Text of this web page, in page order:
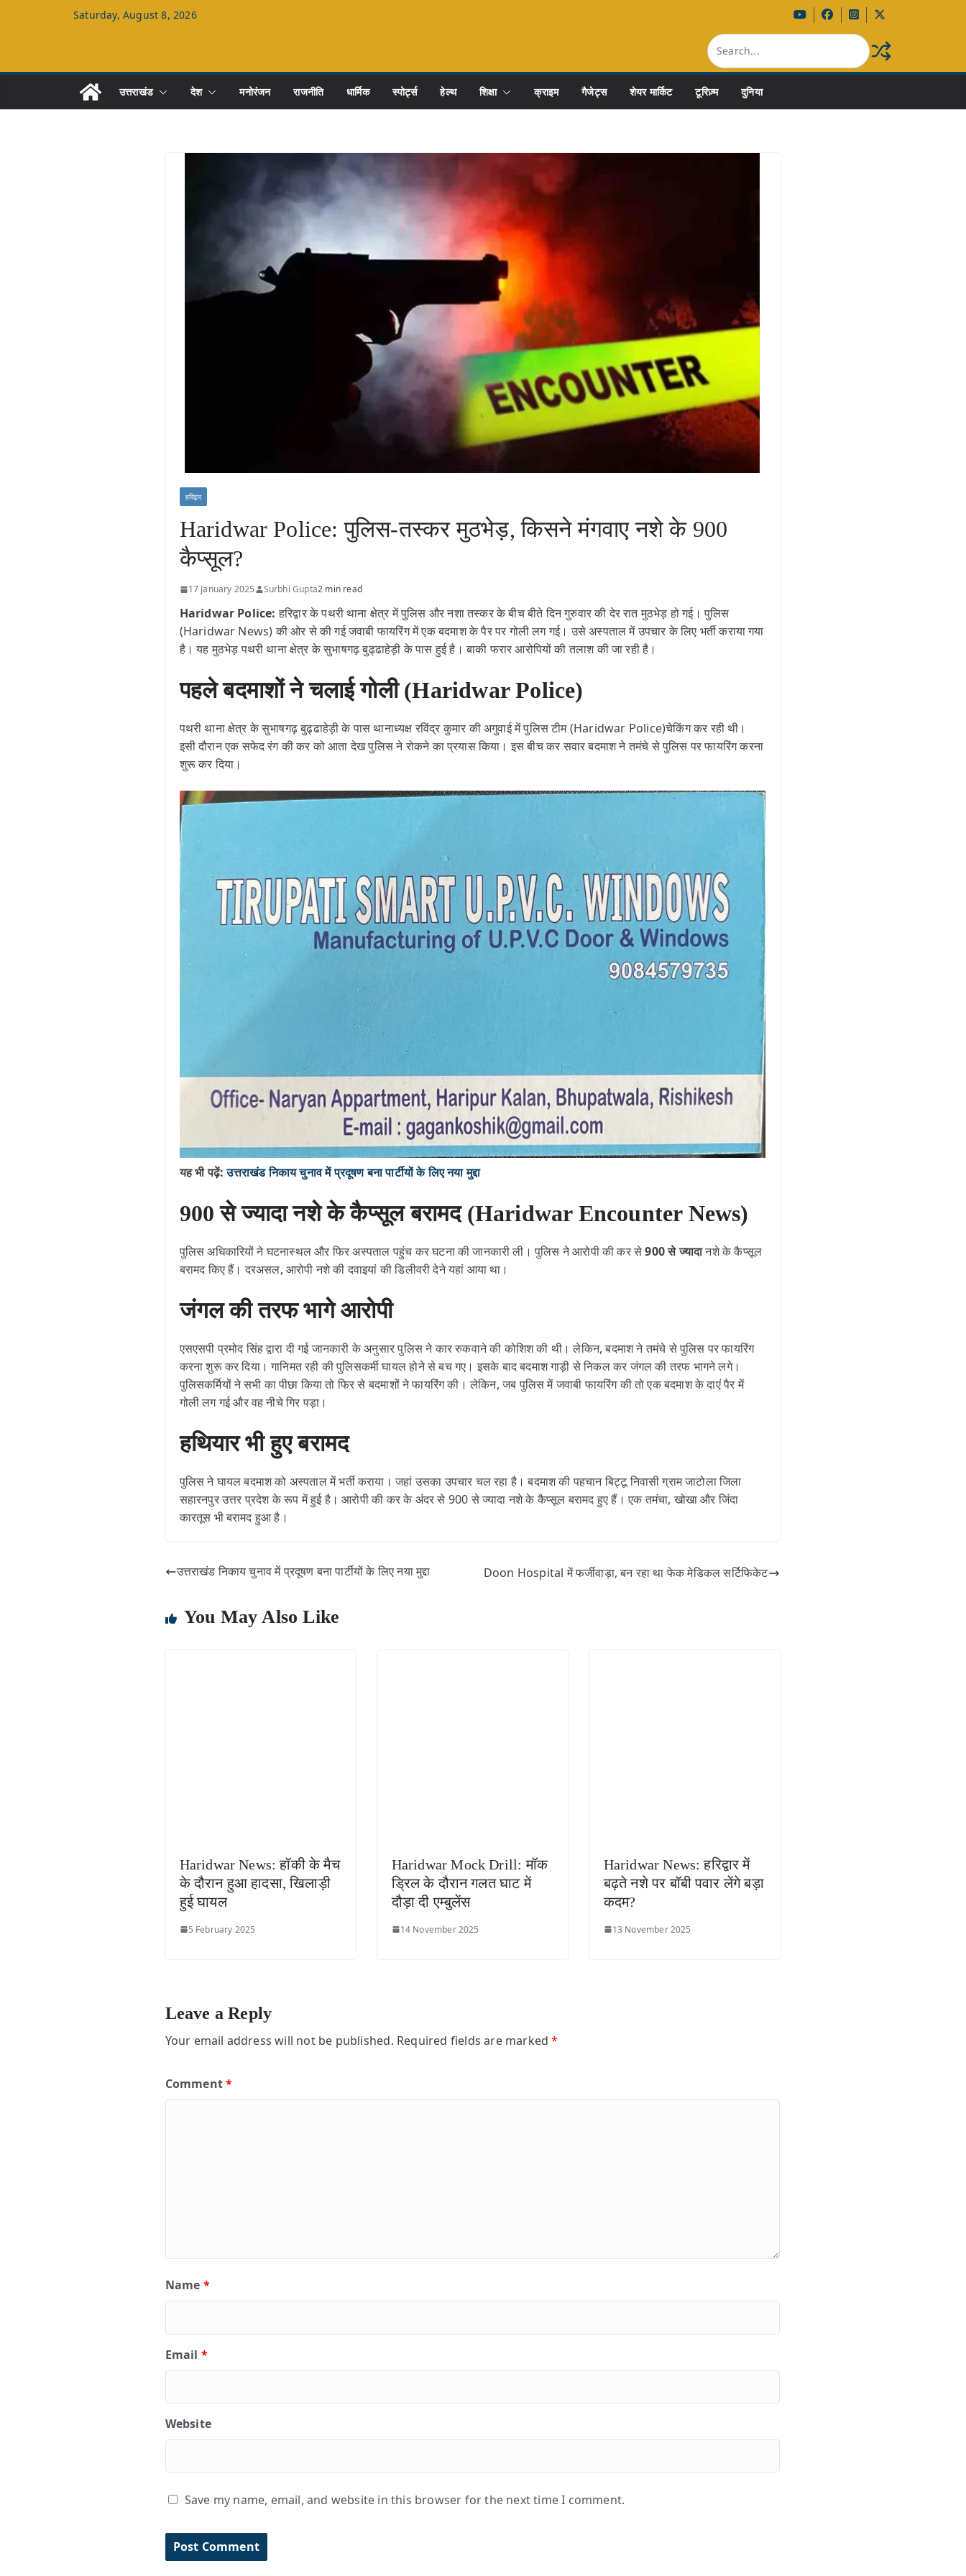
Saturday, August 8, 2026
उत्तराखंड देश मनोरंजन राजनीति धार्मिक स्पोर्ट्स हेल्थ शिक्षा क्राइम गैजेट्स शेयर मार्किट टूरिज़्म दुनिया
हरिद्वार
Haridwar Police: पुलिस-तस्कर मुठभेड़, किसने मंगवाए नशे के 900
कैप्सूल?
17 January 2025 Surbhi Gupta2 min read
Haridwar Police: हरिद्वार के पथरी थाना क्षेत्र में पुलिस और नशा तस्कर के बीच बीते दिन गुरुवार की देर रात मुठभेड़ हो गई। पुलिस
(Haridwar News) की ओर से की गई जवाबी फायरिंग में एक बदमाश के पैर पर गोली लग गई। उसे अस्पताल में उपचार के लिए भर्ती कराया गया
है। यह मुठभेड़ पथरी थाना क्षेत्र के सुभाषगढ़ बुढ्ढाहेड़ी के पास हुई है। बाकी फरार आरोपियों की तलाश की जा रही है।
पहले बदमाशों ने चलाई गोली (Haridwar Police)
पथरी थाना क्षेत्र के सुभाषगढ़ बुढ्ढाहेड़ी के पास थानाध्यक्ष रविंद्र कुमार की अगुवाई में पुलिस टीम (Haridwar Police)चेकिंग कर रही थी।
इसी दौरान एक सफेद रंग की कर को आता देख पुलिस ने रोकने का प्रयास किया। इस बीच कर सवार बदमाश ने तमंचे से पुलिस पर फायरिंग करना
शुरू कर दिया।
यह भी पढ़ें:उत्तराखंड निकाय चुनाव में प्रदूषण बना पार्टीयों के लिए नया मुद्दा
900 से ज्यादा नशे के कैप्सूल बरामद(Haridwar Encounter News)
पुलिस अधिकारियों ने घटनास्थल और फिर अस्पताल पहुंच कर घटना की जानकारी ली। पुलिस ने आरोपी की कर से900 से ज्यादानशे के कैप्सूल
बरामद किए हैं। दरअसल, आरोपी नशे की दवाइयां की डिलीवरी देने यहां आया था।
जंगल की तरफ भागे आरोपी
एसएसपी प्रमोद सिंह द्वारा दी गई जानकारी के अनुसार पुलिस ने कार रुकवाने की कोशिश की थी। लेकिन, बदमाश ने तमंचे से पुलिस पर फायरिंग
करना शुरू कर दिया। गानिमत रही की पुलिसकर्मी घायल होने से बच गए। इसके बाद बदमाश गाड़ी से निकल कर जंगल की तरफ भागने लगे।
पुलिसकर्मियों ने सभी का पीछा किया तो फिर से बदमाशों ने फायरिंग की। लेकिन, जब पुलिस में जवाबी फायरिंग की तो एक बदमाश के दाएं पैर में
गोली लग गई और वह नीचे गिर पड़ा।
हथियार भी हुए बरामद
पुलिस ने घायल बदमाश को अस्पताल में भर्ती कराया। जहां उसका उपचार चल रहा है। बदमाश की पहचान बिट्टू निवासी ग्राम जाटोला जिला
सहारनपुर उत्तर प्रदेश के रूप में हुई है। आरोपी की कर के अंदर से 900 से ज्यादा नशे के कैप्सूल बरामद हुए हैं। एक तमंचा, खोखा और जिंदा
कारतूस भी बरामद हुआ है।
उत्तराखंड निकाय चुनाव में प्रदूषण बना पार्टीयों के लिए नया मुद्दा Doon Hospital में फर्जीवाड़ा, बन रहा था फेक मेडिकल सर्टिफिकेट
You May Also Like
Haridwar News: हॉकी के मैच
के दौरान हुआ हादसा, खिलाड़ी
हुई घायल
5 February 2025
Haridwar Mock Drill: मॉक
ड्रिल के दौरान गलत घाट में
दौड़ा दी एम्बुलेंस
14 November 2025
Haridwar News: हरिद्वार में
बढ़ते नशे पर बॉबी पवार लेंगे बड़ा
कदम?
13 November 2025
Leave a Reply
Your email address will not be published. Required fields are marked*
Comment*
Name *
Email *
Website
Save my name, email, and website in this browser for the next time I comment.